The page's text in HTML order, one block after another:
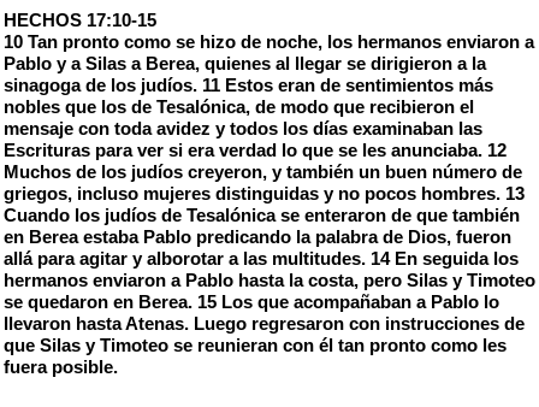
HECHOS 17:10-15
10 Tan pronto como se hizo de noche, los hermanos enviaron a
Pablo y a Silas a Berea, quienes al llegar se dirigieron a la
sinagoga de los judíos. 11 Estos eran de sentimientos más
nobles que los de Tesalónica, de modo que recibieron el
mensaje con toda avidez y todos los días examinaban las
Escrituras para ver si era verdad lo que se les anunciaba. 12
Muchos de los judíos creyeron, y también un buen número de
griegos, incluso mujeres distinguidas y no pocos hombres. 13
Cuando los judíos de Tesalónica se enteraron de que también
en Berea estaba Pablo predicando la palabra de Dios, fueron
allá para agitar y alborotar a las multitudes. 14 En seguida los
hermanos enviaron a Pablo hasta la costa, pero Silas y Timoteo
se quedaron en Berea. 15 Los que acompañaban a Pablo lo
llevaron hasta Atenas. Luego regresaron con instrucciones de
que Silas y Timoteo se reunieran con él tan pronto como les
fuera posible.